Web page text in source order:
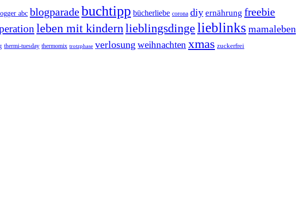
abc blogparade buchtipp bücherliebe corona diy ernährung freebie
leben mit kindernlieblingsdingelieblinks mamaleben
thermi-tuesday thermomix trotzphase verlosung weihnachten xmas zuckerfrei